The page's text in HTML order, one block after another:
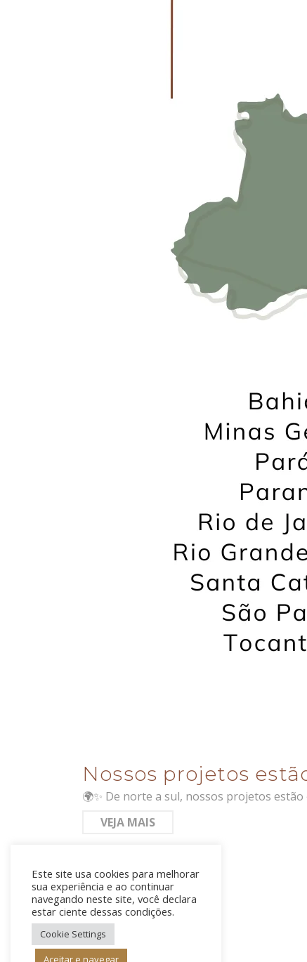
Nossos projetos
🌍✨ De norte a sul, nossos projetos
VEJA MAIS
Este site usa cookies para melhorar
sua experiência e ao continuar
navegando neste site, você declara
estar ciente dessas condições.
Cookie Settings
Aceitar e navegar